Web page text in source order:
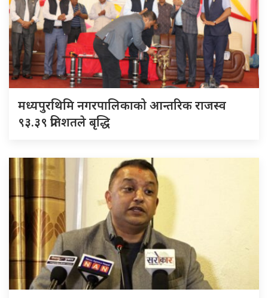
मध्यपुरथिमि नगरपालिकाको आन्तरिक राजस्व
९३.३९ प्रतिशतले बृद्धि